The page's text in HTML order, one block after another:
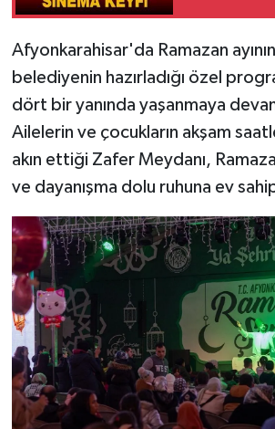
Afyonkarahisar'da Ramazan
belediyenin hazırladığı özel
dört bir yanında yaşanmaya
Ailelerin ve çocukların akşam
akın ettiği Zafer Meydanı,
ve dayanışma dolu ruhuna ev